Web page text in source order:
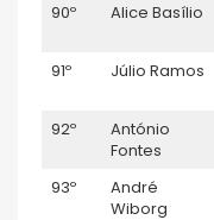
90º Alice Basílio
91º Júlio Ramos
92º
António
Fontes
93º
André
Wiborg